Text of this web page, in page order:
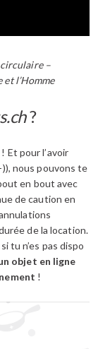
–
l’Homme
?
! Et pour l’avoir
nous pouvons te
en bout avec
de caution en
de la location.
tu n’es pas dispo
objet en ligne
!